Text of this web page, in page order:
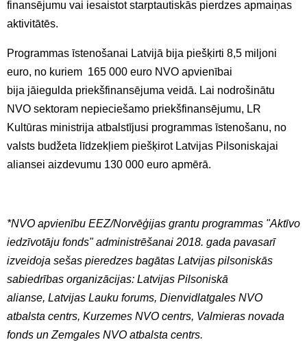
finansējumu vai iesaistot starptautiskās pierdzes apmaiņas
aktivitātēs.
Programmas īstenošanai Latvijā bija piešķirti 8,5 miljoni
euro, no kuriem 165 000 euro NVO apvienībai
bija jāiegulda priekšfinansējuma veidā. Lai nodrošinātu
NVO sektoram nepieciešamo priekšfinansējumu, LR
Kultūras ministrija atbalstījusi programmas īstenošanu, no
valsts budžeta līdzekļiem piešķirot Latvijas Pilsoniskajai
aliansei aizdevumu 130 000 euro apmērā.
*NVO apvienību EEZ/Norvēģijas grantu programmas "Aktīvo
iedzīvotāju fonds" administrēšanai 2018. gada pavasarī
izveidoja sešas pieredzes bagātas Latvijas pilsoniskās
sabiedrības organizācijas: Latvijas Pilsoniskā
alianse, Latvijas Lauku forums, Dienvidlatgales NVO
atbalsta centrs, Kurzemes NVO centrs, Valmieras novada
fonds un Zemgales NVO atbalsta centrs.